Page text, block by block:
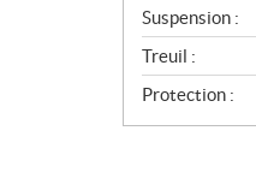
Suspension :
Treuil :
Protection :